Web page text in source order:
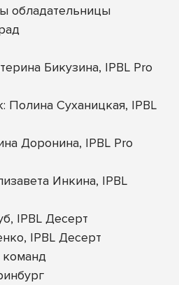
обладательницы
Бикузина, IPBL Pro
Полина Суханицкая, IPBL
Доронина, IPBL Pro
Инкина, IPBL
IPBL Десерт
IPBL Десерт